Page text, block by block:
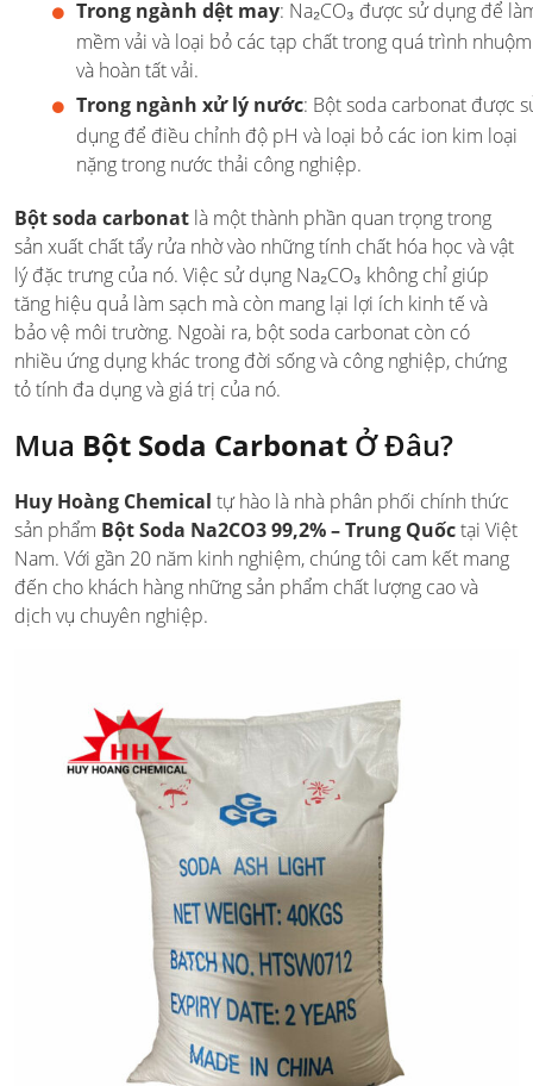
Trong ngành dệt may: Na₂CO₃ được sử dụng để
mềm vải và loại bỏ các tạp chất trong quá trình nhuộm
và hoàn tất vải.
Trong ngành xử lý nước: Bột soda carbonat được
dụng để điều chỉnh độ pH và loại bỏ các ion kim loại
nặng trong nước thải công nghiệp.
Bột soda carbonat là một thành phần quan trọng trong
sản xuất chất tẩy rửa nhờ vào những tính chất hóa học và vật
lý đặc trưng của nó. Việc sử dụng Na₂CO₃ không chỉ giúp
tăng hiệu quả làm sạch mà còn mang lại lợi ích kinh tế và
bảo vệ môi trường. Ngoài ra, bột soda carbonat còn có
nhiều ứng dụng khác trong đời sống và công nghiệp, chứng
tỏ tính đa dụng và giá trị của nó.
Mua Bột Soda Carbonat Ở Đâu?
Huy Hoàng Chemical tự hào là nhà phân phối chính thức
sản phẩm BộtSoda Na2CO3 99,2% – Trung Quốctại Việt
Nam. Với gần 20 năm kinh nghiệm, chúng tôi cam kết mang
đến cho khách hàng những sản phẩm chất lượng cao và
dịch vụ chuyên nghiệp.